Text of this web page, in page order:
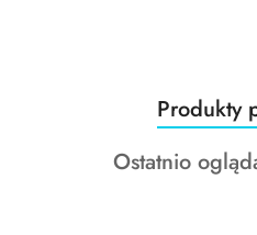
Pomiń karuzelęProdukty
o
statusie:
Produkty
Produkty
Ostatnio